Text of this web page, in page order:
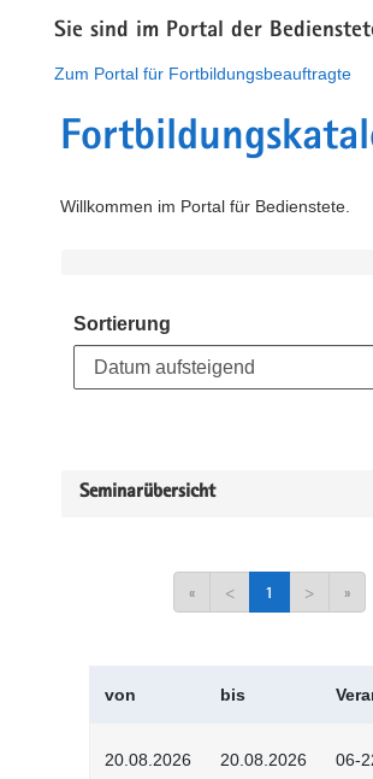
Sie sind im Portal der
Zum Portal für Fortbildungsbeauftragte
Willkommen im Portal für Bedienstete.
Sortierung
Seminarübersicht
« < 1 > »
von bis
20.08.2026 20.08.2026 06-